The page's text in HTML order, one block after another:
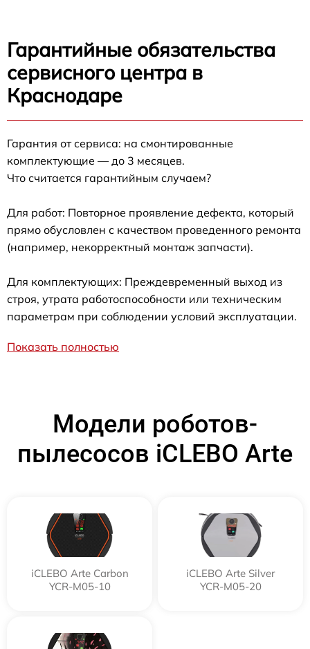
Гарантийные обязательства
сервисного центра в
Краснодаре
Гарантия от сервиса: на смонтированные
комплектующие — до 3 месяцев.
Что считается гарантийным случаем?
Для работ: Повторное проявление дефекта, который
прямо обусловлен с качеством проведенного ремонта
(например, некорректный монтаж запчасти).
Для комплектующих: Преждевременный выход из
строя, утрата работоспособности или техническим
параметрам при соблюдении условий эксплуатации.
Показать полностью
Модели роботов-
пылесосов iCLEBO Arte
iCLEBO Arte Carbon
YCR-M05-10
iCLEBO Arte Silver
YCR-M05-20